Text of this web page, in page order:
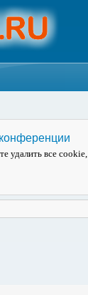
удалить все